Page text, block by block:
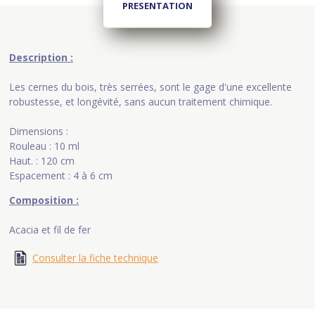
PRESENTATION
Description :
Les cernes du bois, très serrées, sont le gage d'une excellente
robustesse, et longévité, sans aucun traitement chimique.
Dimensions :
Rouleau : 10 ml
Haut. : 120 cm
Espacement : 4 à 6 cm
Composition :
Acacia et fil de fer
Consulter la fiche technique